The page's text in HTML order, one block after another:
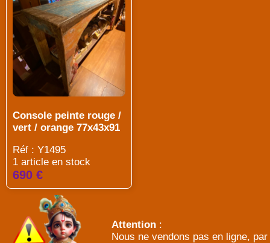
Console peinte rouge /
vert / orange 77x43x91
Réf : Y1495
1 article en stock
690 €
Attention :
Nous ne vendons pas en ligne, par